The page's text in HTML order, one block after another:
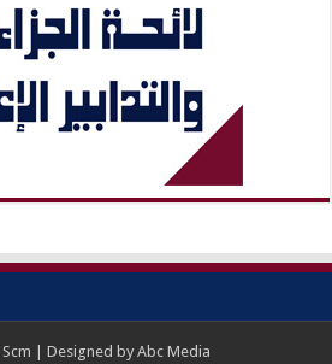
Scm | Designed by Abc Media